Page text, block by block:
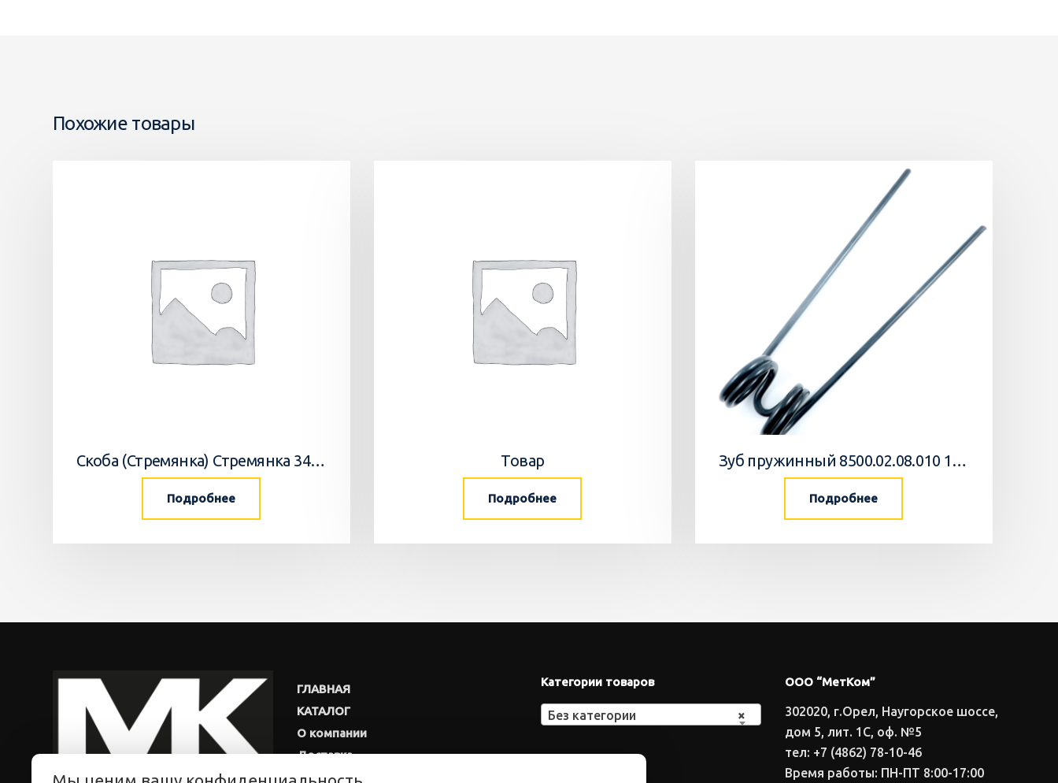
Похожие товары
Скоба (Стремянка) Стремянка 34033502 Horsch
Подробнее
Товар
Подробнее
Зуб пружинный 8500.02.08.010 10 Агромастер
Подробнее
ГЛАВНАЯ
КАТАЛОГ
О компании
Доставка
Новости
Категории товаров
×
Без категории
ООО “МетКом”
302020, г.Орел, Наугорское шоссе,
дом 5, лит. 1С, оф. №5
тел: +7 (4862) 78-10-46
Время работы: ПН-ПТ 8:00-17:00